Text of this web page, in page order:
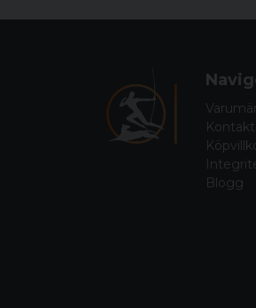
Blogg